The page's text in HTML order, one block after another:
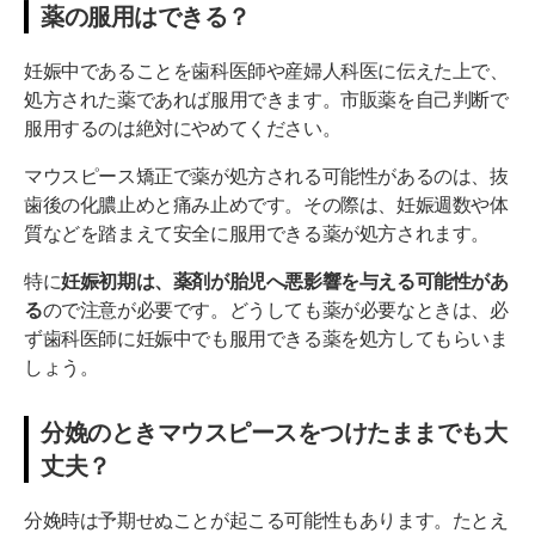
薬の服用はできる？
妊娠中であることを歯科医師や産婦人科医に伝えた上で、
処方された薬であれば服用できます。市販薬を自己判断で
服用するのは絶対にやめてください。
マウスピース矯正で薬が処方される可能性があるのは、抜
歯後の化膿止めと痛み止めです。その際は、妊娠週数や体
質などを踏まえて安全に服用できる薬が処方されます。
特に妊娠初期は、薬剤が胎児へ悪影響を与える可能性があ
るので注意が必要です。どうしても薬が必要なときは、必
ず歯科医師に妊娠中でも服用できる薬を処方してもらいま
しょう。
分娩のときマウスピースをつけたままでも大
丈夫？
分娩時は予期せぬことが起こる可能性もあります。たとえ